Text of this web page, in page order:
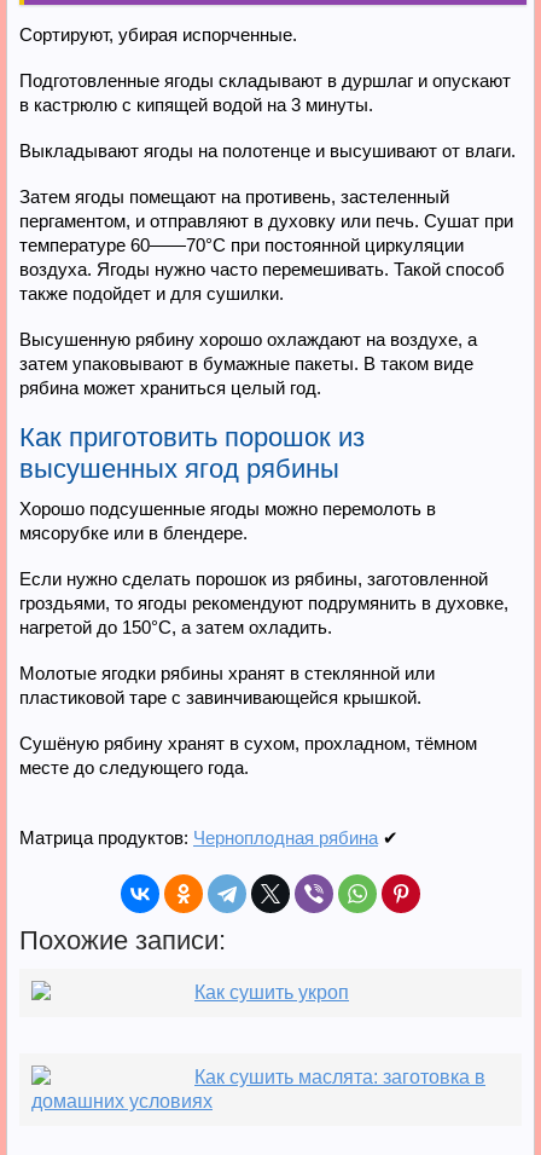
Сортируют, убирая испорченные.
Подготовленные ягоды складывают в дуршлаг и опускают
в кастрюлю с кипящей водой на 3 минуты.
Выкладывают ягоды на полотенце и высушивают от влаги.
Затем ягоды помещают на противень, застеленный
пергаментом, и отправляют в духовку или печь. Сушат при
температуре 60——70°С при постоянной циркуляции
воздуха. Ягоды нужно часто перемешивать. Такой способ
также подойдет и для сушилки.
Высушенную рябину хорошо охлаждают на воздухе, а
затем упаковывают в бумажные пакеты. В таком виде
рябина может храниться целый год.
Как приготовить порошок из
высушенных ягод рябины
Хорошо подсушенные ягоды можно перемолоть в
мясорубке или в блендере.
Если нужно сделать порошок из рябины, заготовленной
гроздьями, то ягоды рекомендуют подрумянить в духовке,
нагретой до 150°С, а затем охладить.
Молотые ягодки рябины хранят в стеклянной или
пластиковой таре с завинчивающейся крышкой.
Сушёную рябину хранят в сухом, прохладном, тёмном
месте до следующего года.
Матрица продуктов: Черноплодная рябина ✔
Похожие записи:
Как сушить укроп
Как сушить маслята: заготовка в
домашних условиях